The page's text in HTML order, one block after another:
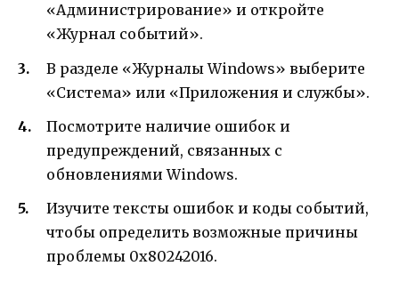
«Администрирование» и откройте
«Журнал событий».
В разделе «Журналы Windows» выберите
«Система» или «Приложения и службы».
Посмотрите наличие ошибок и
предупреждений, связанных с
обновлениями Windows.
Изучите тексты ошибок и коды событий,
чтобы определить возможные причины
проблемы 0x80242016.